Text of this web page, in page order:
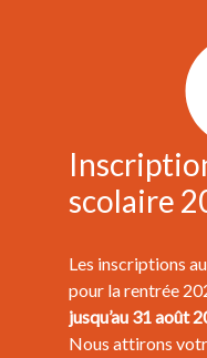
scolaire
Les inscriptions
pour la rentrée
jusqu’au 31 août
Nous attirons